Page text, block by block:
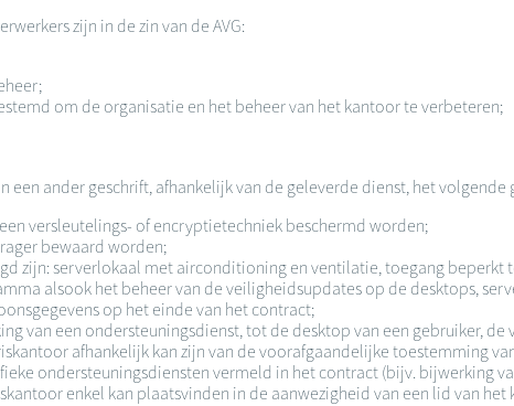
zijn in de zin van de AVG:
om de organisatie en het beheer van het kantoor te verbeteren;
een ander geschrift, afhankelijk van de geleverde dienst, het
versleutelings- of encryptietechniek beschermd worden;
bewaard worden;
zijn: serverlokaal met airconditioning en ventilatie, toegang
alsook het beheer van de veiligheidsupdates op de desktops,
op het einde van het contract;
van een ondersteuningsdienst, tot de desktop van een gebruiker,
afhankelijk kan zijn van de voorafgaandelijke toestemming
ondersteuningsdiensten vermeld in het contract (bijv. bijwerking
enkel kan plaatsvinden in de aanwezigheid van een lid van